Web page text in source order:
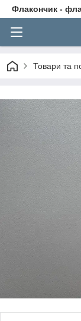
Флакончик -
Товари та